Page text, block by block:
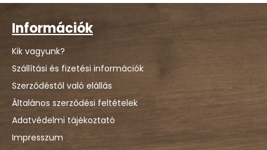
Információk
Kik vagyunk?
Szállítási és fizetési információk
Szerződéstől való elállás
Általános szerződési feltételek
Adatvédelmi tájékoztató
Impresszum